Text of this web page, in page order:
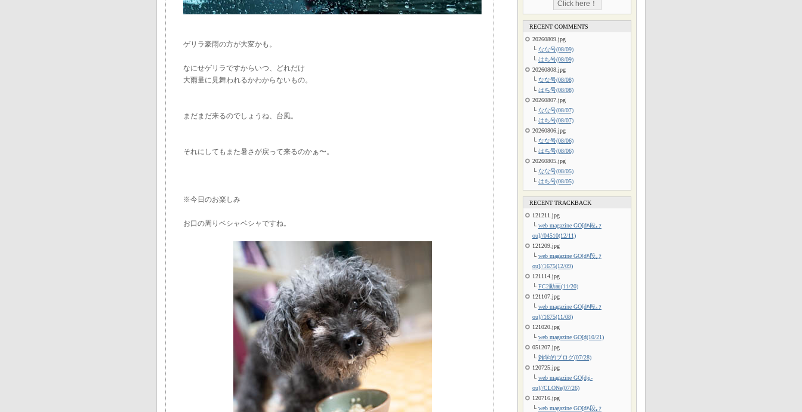
ゲリラ豪雨の方が大変かも。
なにせゲリラですからいつ、どれだけ
大雨量に見舞われるかわからないもの。
まだまだ来るのでしょうね、台風。
それにしてもまた暑さが戻って来るのかぁ〜。
※今日のお楽しみ
お口の周りベシャベシャですね。
RECENT COMMENTS
20260809.jpg
└ なな号(08/09)
└ はち号(08/09)
20260808.jpg
└ なな号(08/08)
└ はち号(08/08)
20260807.jpg
└ なな号(08/07)
└ はち号(08/07)
20260806.jpg
└ なな号(08/06)
└ はち号(08/06)
20260805.jpg
└ なな号(08/05)
└ はち号(08/05)
RECENT TRACKBACK
121211.jpg
└ web magazine GO[dﾊ段｡ｧ
ou]//04510(12/11)
121209.jpg
└ web magazine GO[dﾊ段｡ｧ
ou]//1675(12/09)
121114.jpg
└ FC2動画(11/20)
121107.jpg
└ web magazine GO[dﾊ段｡ｧ
ou]//1675(11/08)
121020.jpg
└ web magazine GO[d(10/21)
051207.jpg
└ 雑学的ブログ(07/28)
120725.jpg
└ web magazine GO[dʒi-
ou]//CLONe(07/26)
120716.jpg
└ web magazine GO[dﾊ段｡ｧ